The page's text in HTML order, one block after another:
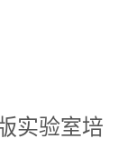
实验室培